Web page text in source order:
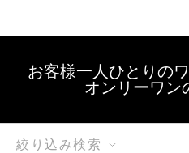
お客様一人ひとりの
オンリーワン
絞り込み検索